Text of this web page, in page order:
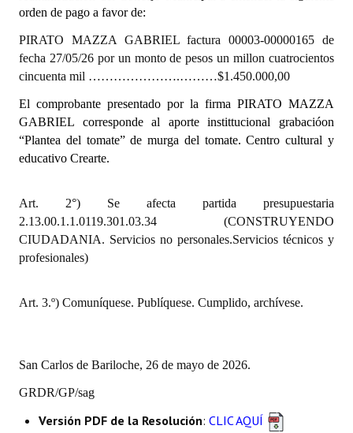
Resoluciones
INSTITUCIONAL
Antiguos Pobladores
Registros y Distinciones
Datos Históricos
Periodistas Decanos - Registro
Ciudadano Ilustre - Registro
orden de pago a favor de:
PIRATO MAZZA GABRIEL factura 00003-00000165 de
fecha 27/05/26 por un monto de pesos un millon cuatrocientos
cincuenta mil ………………….………$1.450.000,00
El comprobante presentado por la firma PIRATO MAZZA
GABRIEL corresponde al aporte instittucional grabacióon
“Plantea del tomate” de murga del tomate. Centro cultural y
educativo Crearte.
Art. 2°) Se afecta partida presupuestaria
2.13.00.1.1.0119.301.03.34 (CONSTRUYENDO
CIUDADANIA. Servicios no personales.Servicios técnicos y
profesionales)
Art. 3.º) Comuníquese. Publíquese. Cumplido, archívese.
San Carlos de Bariloche, 26 de mayo de 2026.
GRDR/GP/sag
Versión PDF de la Resolución: CLIC AQUÍ